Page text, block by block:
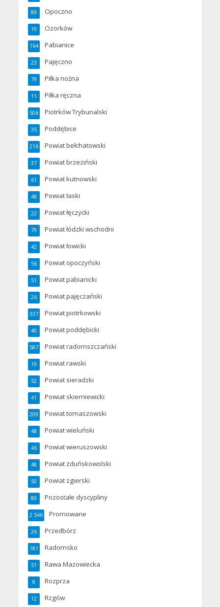
Opoczno
89
Ozorków
19
Pabianice
164
Pajęczno
23
Piłka nożna
79
Piłka ręczna
11
Piotrków Trybunalski
506
Poddębice
35
Powiat bełchatowski
216
Powiat brzeziński
37
Powiat kutnowski
61
Powiat łaski
48
Powiat łęczycki
22
Powiat łódzki wschodni
79
Powiat łowicki
42
Powiat opoczyński
56
Powiat pabianicki
51
Powiat pajęczański
26
Powiat piotrkowski
337
Powiat poddębicki
40
Powiat radomszczański
587
Powiat rawski
19
Powiat sieradzki
52
Powiat skierniewicki
41
Powiat tomaszowski
209
Powiat wieluński
48
Powiat wieruszowski
46
Powiat zduńskowolski
48
Powiat zgierski
50
Pozostałe dyscypliny
80
Promowane
2 546
Przedbórz
26
Radomsko
181
Rawa Mazowiecka
51
Rozprza
8
Rzgów
12